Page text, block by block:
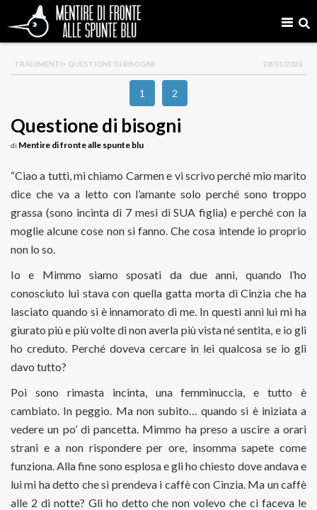
TRADIMENTI> QUESTIONE DI BISOGNI 28/01/2026
1 2
Questione di bisogni
di Mentire di fronte alle spunte blu
“Ciao a tutti, mi chiamo Carmen e vi scrivo perché mio marito
dice che va a letto con l’amante solo perché sono troppo
grassa (sono incinta di 7 mesi di SUA figlia) e perché con la
moglie alcune cose non si fanno. Che cosa intende io proprio
non lo so.
Io e Mimmo siamo sposati da due anni, quando l’ho
conosciuto lui stava con quella gatta morta di Cinzia che ha
lasciato quando si è innamorato di me. In questi anni lui mi ha
giurato più e più volte di non averla più vista né sentita, e io gli
ho creduto. Perché doveva cercare in lei qualcosa se io gli
davo tutto?
Poi sono rimasta incinta, una femminuccia, e tutto è
cambiato. In peggio. Ma non subito… quando si è iniziata a
vedere un po’ di pancetta. Mimmo ha preso a uscire a orari
strani e a non rispondere per ore, insomma sapete come
funziona. Alla fine sono esplosa e gli ho chiesto dove andava e
lui mi ha detto che si prendeva i caffè con Cinzia. Ma un caffè
alle 2 di notte? Gli ho detto che non volevo che ci faceva le